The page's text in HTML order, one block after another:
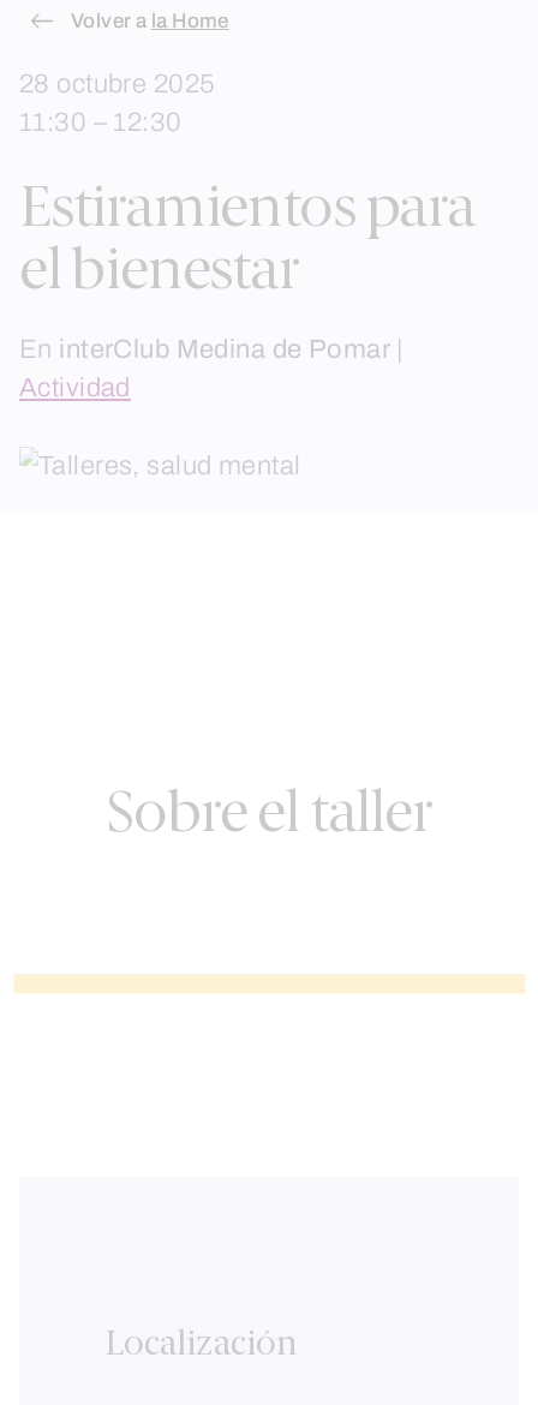
Skip
content
Volver a la Home
28 octubre 2025
11:30 – 12:30
Estiramientos para
el bienestar
En interClub Medina de Pomar
Actividad
Sobre el taller
Localización